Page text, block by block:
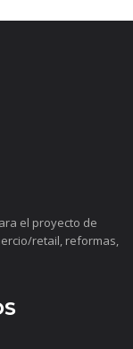
el proyecto de
retail, reformas,